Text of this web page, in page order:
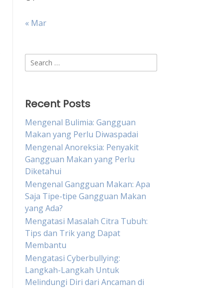
« Mar
Search
for:
Recent Posts
Mengenal Bulimia: Gangguan
Makan yang Perlu Diwaspadai
Mengenal Anoreksia: Penyakit
Gangguan Makan yang Perlu
Diketahui
Mengenal Gangguan Makan: Apa
Saja Tipe-tipe Gangguan Makan
yang Ada?
Mengatasi Masalah Citra Tubuh:
Tips dan Trik yang Dapat
Membantu
Mengatasi Cyberbullying:
Langkah-Langkah Untuk
Melindungi Diri dari Ancaman di